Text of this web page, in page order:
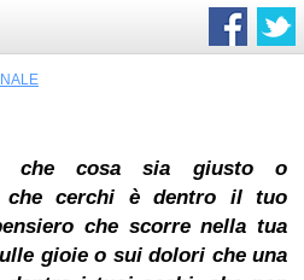
che cosa sia giusto o
che cerchi è dentro il tuo
che scorre nella tua
gioie o sui dolori che una